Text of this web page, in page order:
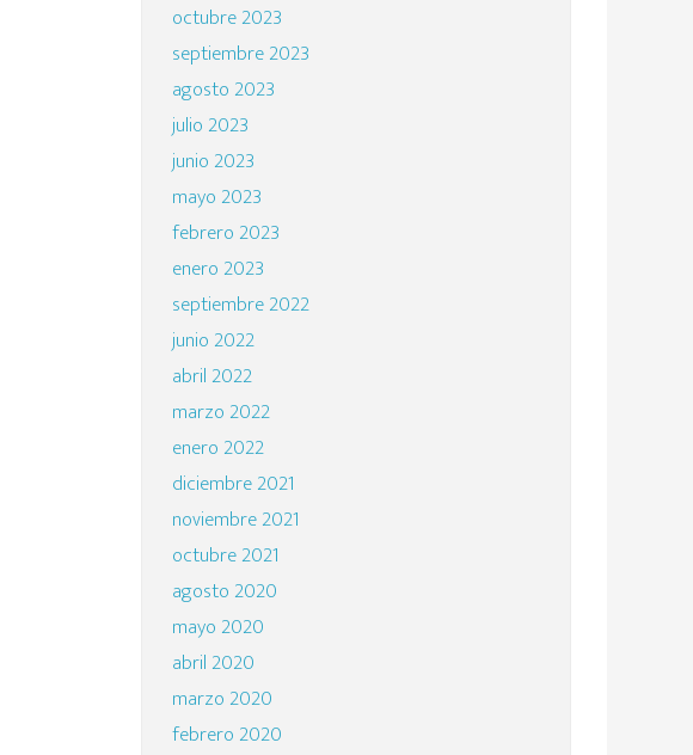
octubre 2023
septiembre 2023
agosto 2023
julio 2023
junio 2023
mayo 2023
febrero 2023
enero 2023
septiembre 2022
junio 2022
abril 2022
marzo 2022
enero 2022
diciembre 2021
noviembre 2021
octubre 2021
agosto 2020
mayo 2020
abril 2020
marzo 2020
febrero 2020